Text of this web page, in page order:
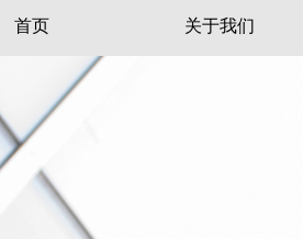
首页 关于我们